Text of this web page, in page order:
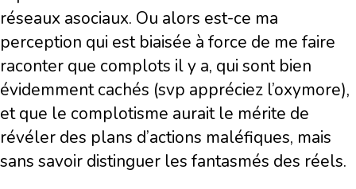
réseaux asociaux. Ou alors est-ce ma
perception qui est biaisée à force de me faire
raconter que complots il y a, qui sont bien
évidemment cachés (svp appréciez l’oxymore),
et que le complotisme aurait le mérite de
révéler des plans d’actions maléfiques, mais
sans savoir distinguer les fantasmés des réels.